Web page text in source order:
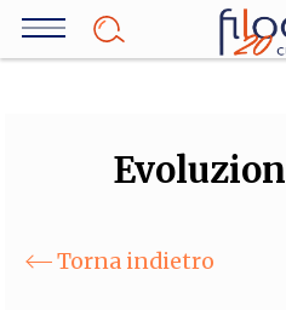
Salta
STORIA E
Torna indietro